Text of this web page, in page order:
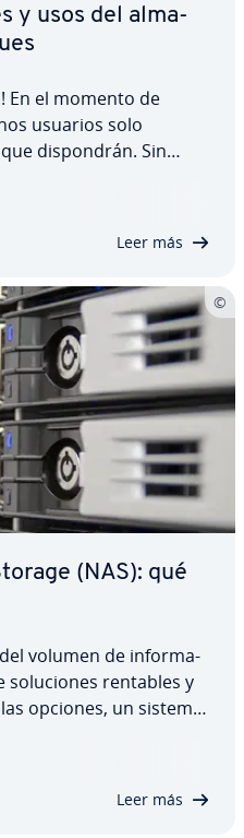
y usos del al­ma­
En el momento de
usuarios solo
di­s­po­n­drán. Sin
Leer más
(NAS): qué
volumen de in­fo­r­ma­
so­lu­cio­nes rentables y
opciones, un sistema
al­te­r­na­ti­va a la
Leer más